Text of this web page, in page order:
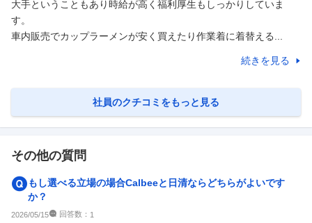
大手ということもあり時給が高く福利厚生もしっかりしていま
す。
車内販売でカップラーメンが安く買えたり作業着に着替える...
続きを見る
社員のクチコミをもっと見る
その他の質問
もし選べる立場の場合Calbeeと日清ならどちらがよいです
か？
2026/05/15 回答数： 1